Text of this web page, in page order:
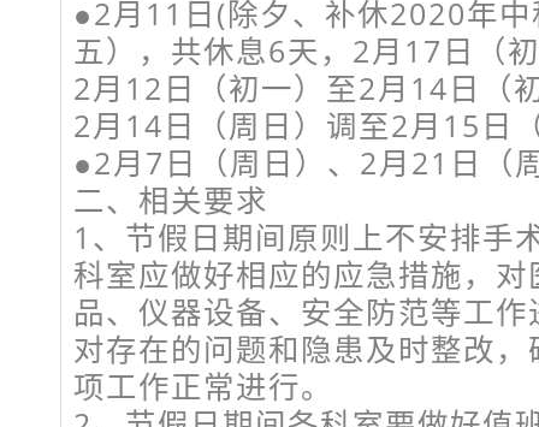
●2月11日(除夕、补休2020年
五），共休息6天，2月17日（
2月12日（初一）至2月14日（
2月14日（周日）调至2月15日
●2月7日（周日）、2月21日（
二、相关要求
1、节假日期间原则上不安排手
科室应做好相应的应急措施，
品、仪器设备、安全防范等工
对存在的问题和隐患及时整改
项工作正常进行。